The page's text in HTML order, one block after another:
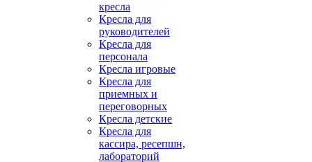
кресла
Кресла для
руководителей
Кресла для
персонала
Кресла игровые
Кресла для
приемных и
переговорных
Кресла детские
Кресла для
кассира, ресепшн,
лабораторий